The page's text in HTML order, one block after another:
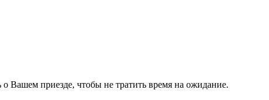
о Вашем приезде, чтобы не тратить время на ожидание.